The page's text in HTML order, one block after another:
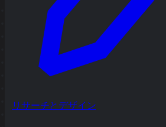
リサーチとデザイン